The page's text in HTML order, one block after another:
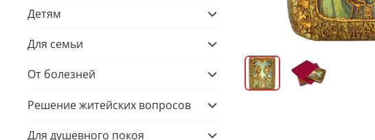
Детям
Для семьи
От болезней
Решение житейских вопросов
Для душевного покоя